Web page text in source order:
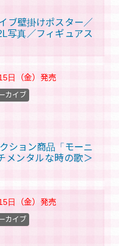
ブ壁掛けポスター／
写真／フィギュアス
日（金） 発売
ション商品「モーニ
メンタルな時の歌＞
カイブ
日（金） 発売
カイブ